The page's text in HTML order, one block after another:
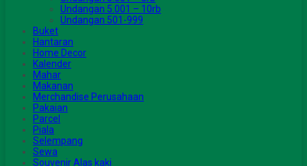
Undangan 5.001 – 10rb
Undangan 501-999
Buket
Hantaran
Home Decor
Kalender
Mahar
Makanan
Merchandise Perusahaan
Pakaian
Parcel
Piala
Selempang
Sewa
Souvenir Alas kaki